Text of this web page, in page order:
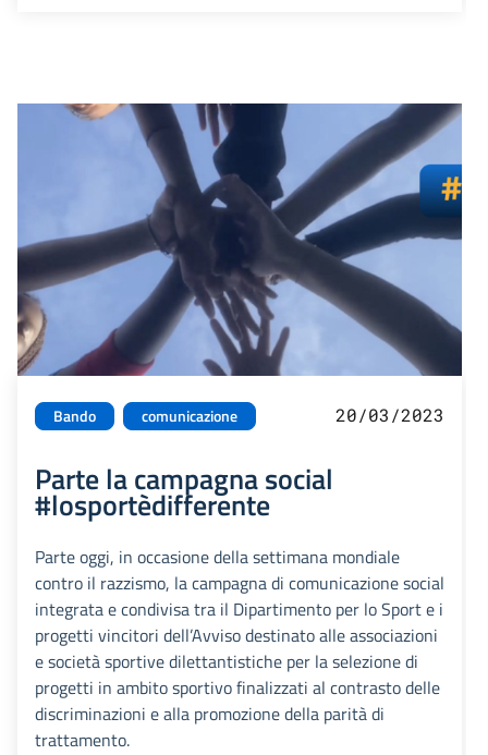
Bando comunicazione 20/03/2023
Parte la campagna social
#losportèdifferente
Parte oggi, in occasione della settimana mondiale
contro il razzismo, la campagna di comunicazione social
integrata e condivisa tra il Dipartimento per lo Sport e i
progetti vincitori dell’Avviso destinato alle associazioni
e società sportive dilettantistiche per la selezione di
progetti in ambito sportivo finalizzati al contrasto delle
discriminazioni e alla promozione della parità di
trattamento.